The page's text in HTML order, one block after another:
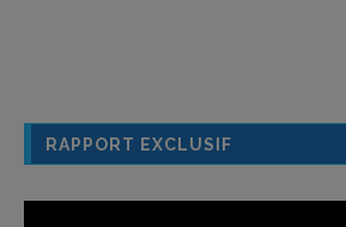
RAPPORT EXCLUSIF